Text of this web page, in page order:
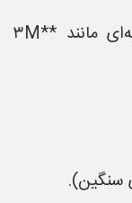
- چسب‌های سیلیکونی یا دوطرفه ژله‌ای مانند **۳M
سنگین).